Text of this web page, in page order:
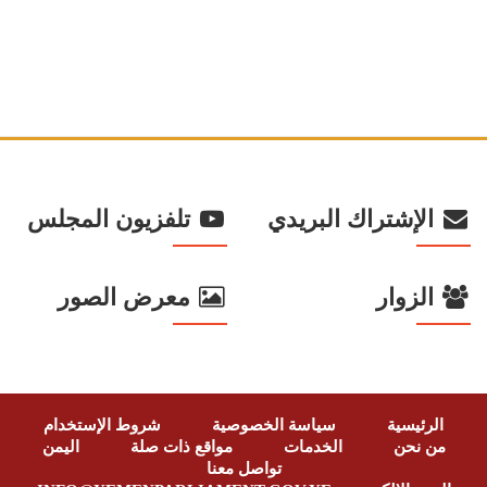
الإشتراك البريدي تلفزيون المجلس
الزوار معرض الصور
الرئيسية سياسة الخصوصية
شروط الإستخدام
من نحن
الخدمات مواقع ذات صلة
اليمن
تواصل معنا